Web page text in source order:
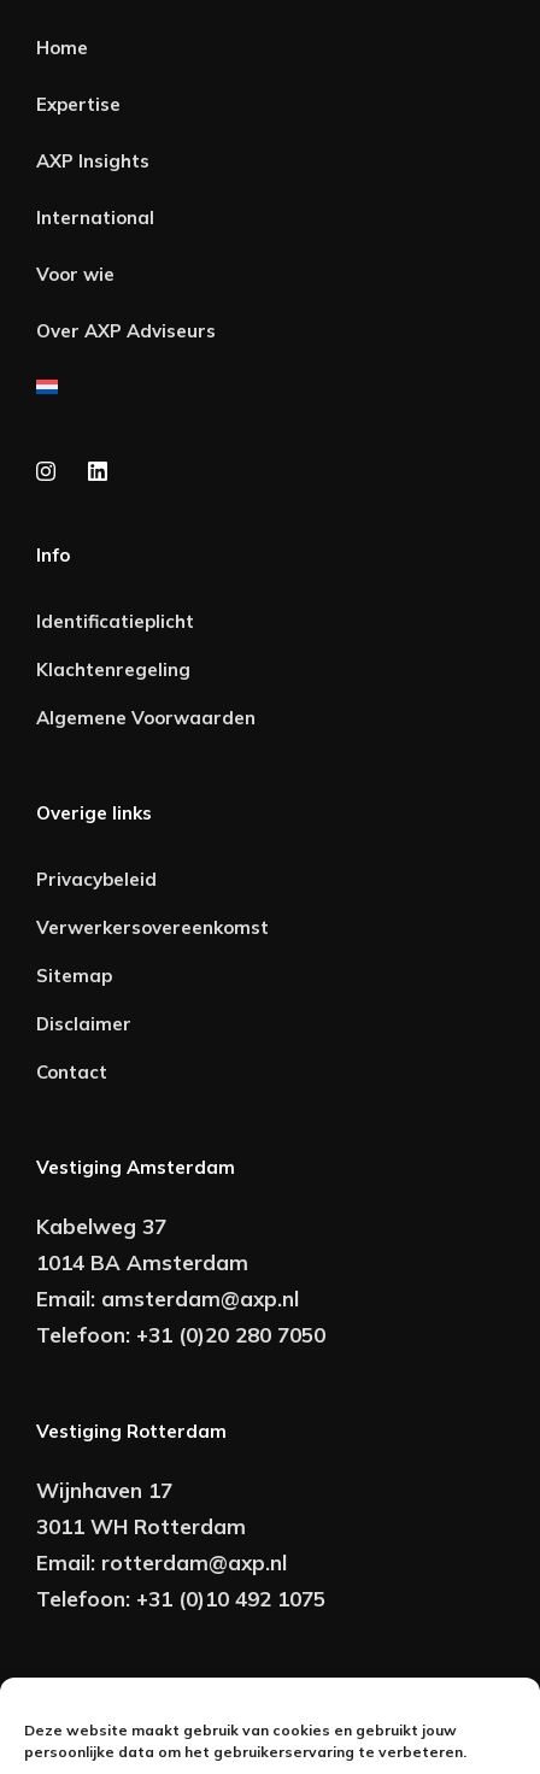
Deze website maakt gebruik van cookies en gebruikt jouw
persoonlijke data om het gebruikerservaring te verbeteren.
Home
Expertise
AXP Insights
International
Voor wie
Over AXP Adviseurs
Info
Identificatieplicht
Klachtenregeling
Algemene Voorwaarden
Overige links
Privacybeleid
Verwerkersovereenkomst
Sitemap
Disclaimer
Contact
Vestiging Amsterdam
Kabelweg 37
1014 BA Amsterdam
Email: amsterdam@axp.nl
Telefoon: +31 (0)20 280 7050
Vestiging Rotterdam
Wijnhaven 17
3011 WH Rotterdam
Email: rotterdam@axp.nl
Telefoon: +31 (0)10 492 1075
Onderhoud: